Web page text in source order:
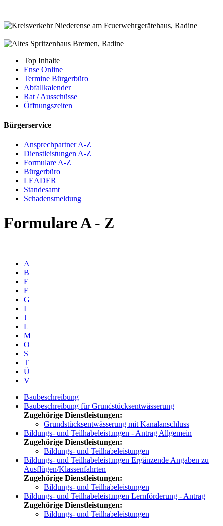
Top Inhalte
Ense Online
Termine Bürgerbüro
Abfallkalender
Rat / Ausschüsse
Öffnungszeiten
Bürgerservice
Ansprechpartner A-Z
Dienstleistungen A-Z
Formulare A-Z
Bürgerbüro
LEADER
Standesamt
Schadensmeldung
Formulare A - Z
A
B
E
F
G
I
J
L
M
O
S
T
Ü
V
Baubeschreibung
Baubeschreibung für Grundstücksentwässerung
Zugehörige Dienstleistungen:
Grundstücksentwässerung mit Kanalanschluss
Bildungs- und Teilhabeleistungen - Antrag Allgemein
Zugehörige Dienstleistungen:
Bildungs- und Teilhabeleistungen
Bildungs- und Teilhabeleistungen Ergänzende Angaben zu
Ausflügen/Klassenfahrten
Zugehörige Dienstleistungen:
Bildungs- und Teilhabeleistungen
Bildungs- und Teilhabeleistungen Lernförderung - Antrag
Zugehörige Dienstleistungen:
Bildungs- und Teilhabeleistungen